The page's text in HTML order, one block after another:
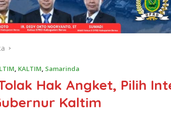
, KALTIM, Samarinda
Hak Angket, Pilih
Kaltim